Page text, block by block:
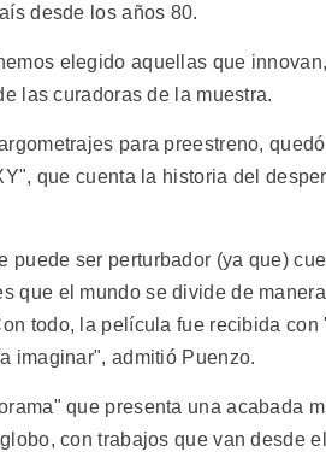
desde los años 80.
elegido aquellas que
las curadoras de la muestra.
para preestreno,
que cuenta la historia del
ser perturbador (ya que)
que el mundo se divide de
todo, la película fue recibida con
imaginar", admitió Puenzo.
que presenta una acabada
con trabajos que van desde